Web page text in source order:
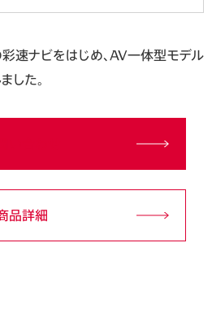
速ナビをはじめ、AV一体型モデル
した。
品詳細